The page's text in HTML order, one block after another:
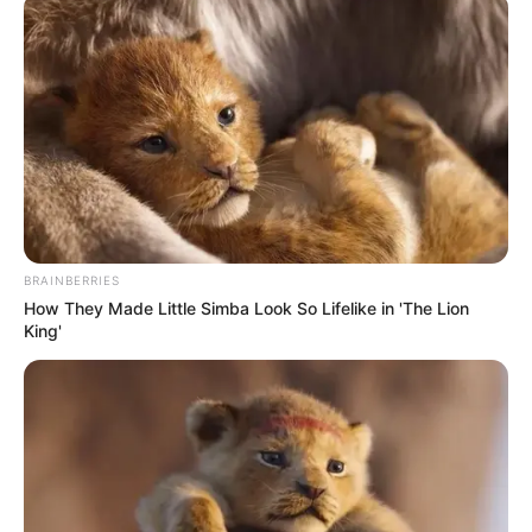
A Válasz Online korábban arról írt, hogy
Hatvanpuszta nemcsak politikai botránykő, hanem
műemléki szempontból is fontos helyszín. A birtok
József nádor egykori mintagazdaságához
kapcsolódó épületegyüttes volt, ezért a történeti
értéke miatt különösen fontos kérdés, milyen
módon alakították át.
a tervekben
Hatvanpuszta azért is vált országos üggyé, mert a
megszerzett tervek alapján a beruházás jóval
BRAINBERRIES
How They Made Little Simba Look So Lifelike in 'The Lion
King'